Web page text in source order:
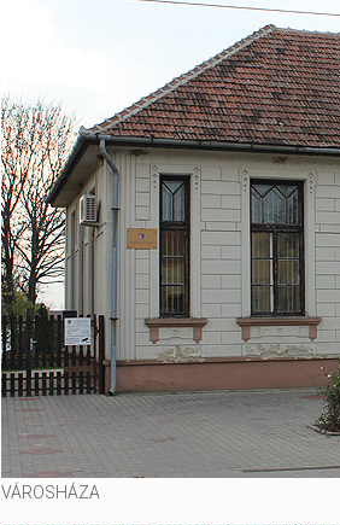
VÁROSHÁZA